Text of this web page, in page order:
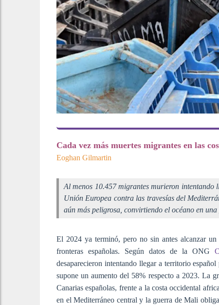
Cada vez más muertes migrantes en las
Eoghan Gilmartin
Al menos 10.457 migrantes murieron
Unión Europea contra las travesías del
aún más peligrosa, convirtiendo el océano en una
El 2024 ya terminó, pero no sin antes alcanzar
fronteras españolas. Según datos de la ONG
desaparecieron intentando llegar a territorio
supone un aumento del 58% respecto a 2023. La
Canarias españolas, frente a la costa occidental
en el Mediterráneo central y la guerra de Mali